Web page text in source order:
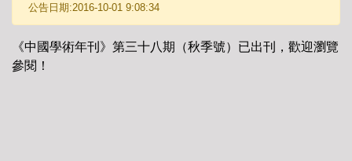
公告日期:2016-10-01 9:08:34
《中國學術年刊》第三十八期（秋季號）已出刊，歡迎瀏覽
參閱！